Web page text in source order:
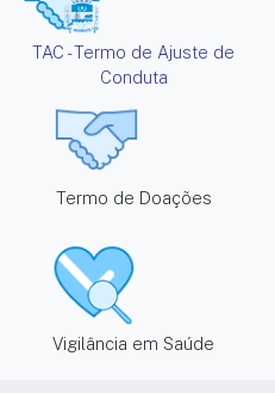
TAC - Termo de Ajuste de
Conduta
Termo de Doações
Vigilância em Saúde